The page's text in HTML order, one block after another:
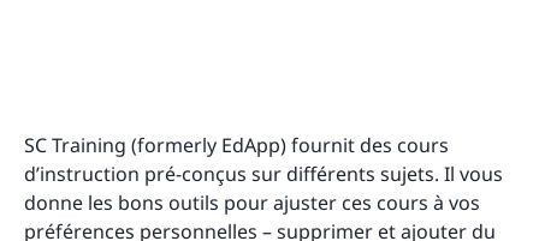
SC Training (formerly EdApp) fournit des cours
d’instruction pré-conçus sur différents sujets. Il vous
donne les bons outils pour ajuster ces cours à vos
préférences personnelles – supprimer et ajouter du